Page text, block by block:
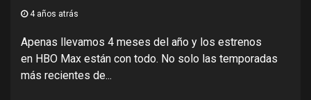
4 años atrás
Apenas llevamos 4 meses del año y los estrenos
en HBO Max están con todo. No solo las temporadas
más recientes de...